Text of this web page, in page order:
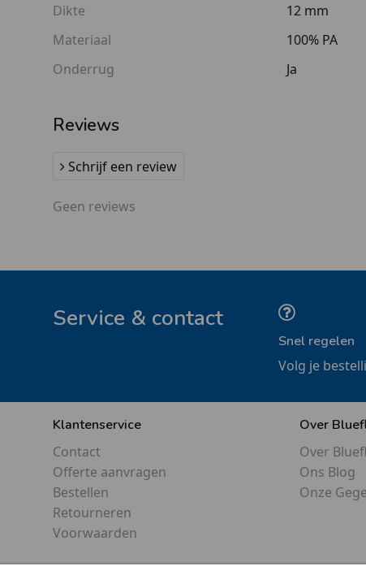
Dikte
12 mm
Materiaal
100% PA
Onderrug
Ja
Reviews
Schrijf een review
Geen reviews
Service & contact
Snel regelen
Volg je
Klantenservice
Contact
Offerte aanvragen
Bestellen
Retourneren
Voorwaarden
Over
Over
Ons Blog
Onze